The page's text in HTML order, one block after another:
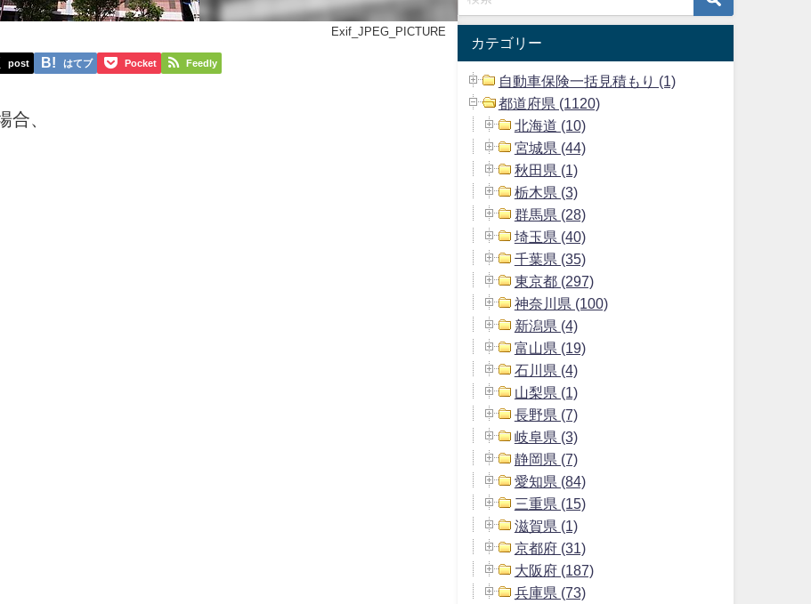
Exif_JPEG_PICTURE
post はてブ Pocket Feedly
合、
カテゴリー
自動車保険一括見積もり (1)
都道府県 (1120)
北海道 (10)
宮城県 (44)
秋田県 (1)
栃木県 (3)
群馬県 (28)
埼玉県 (40)
千葉県 (35)
東京都 (297)
神奈川県 (100)
新潟県 (4)
富山県 (19)
石川県 (4)
山梨県 (1)
長野県 (7)
岐阜県 (3)
静岡県 (7)
愛知県 (84)
三重県 (15)
滋賀県 (1)
京都府 (31)
大阪府 (187)
兵庫県 (73)